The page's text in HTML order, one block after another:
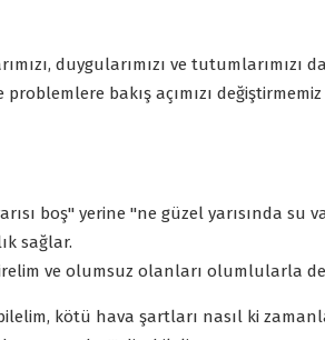
duygularımızı ve tutumlarımızı
bakış açımızı
boş" yerine "ne güzel yarısında su
sağlar.
ve olumsuz olanları olumlularla
kötü hava şartları nasıl ki